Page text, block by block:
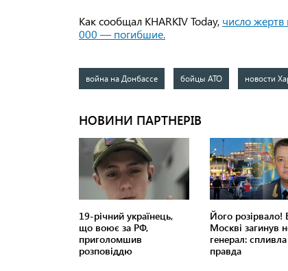
Как сообщал KHARKIV Today, число жертв
000 — погибшие.
война на Донбассе бойцы АТО новости